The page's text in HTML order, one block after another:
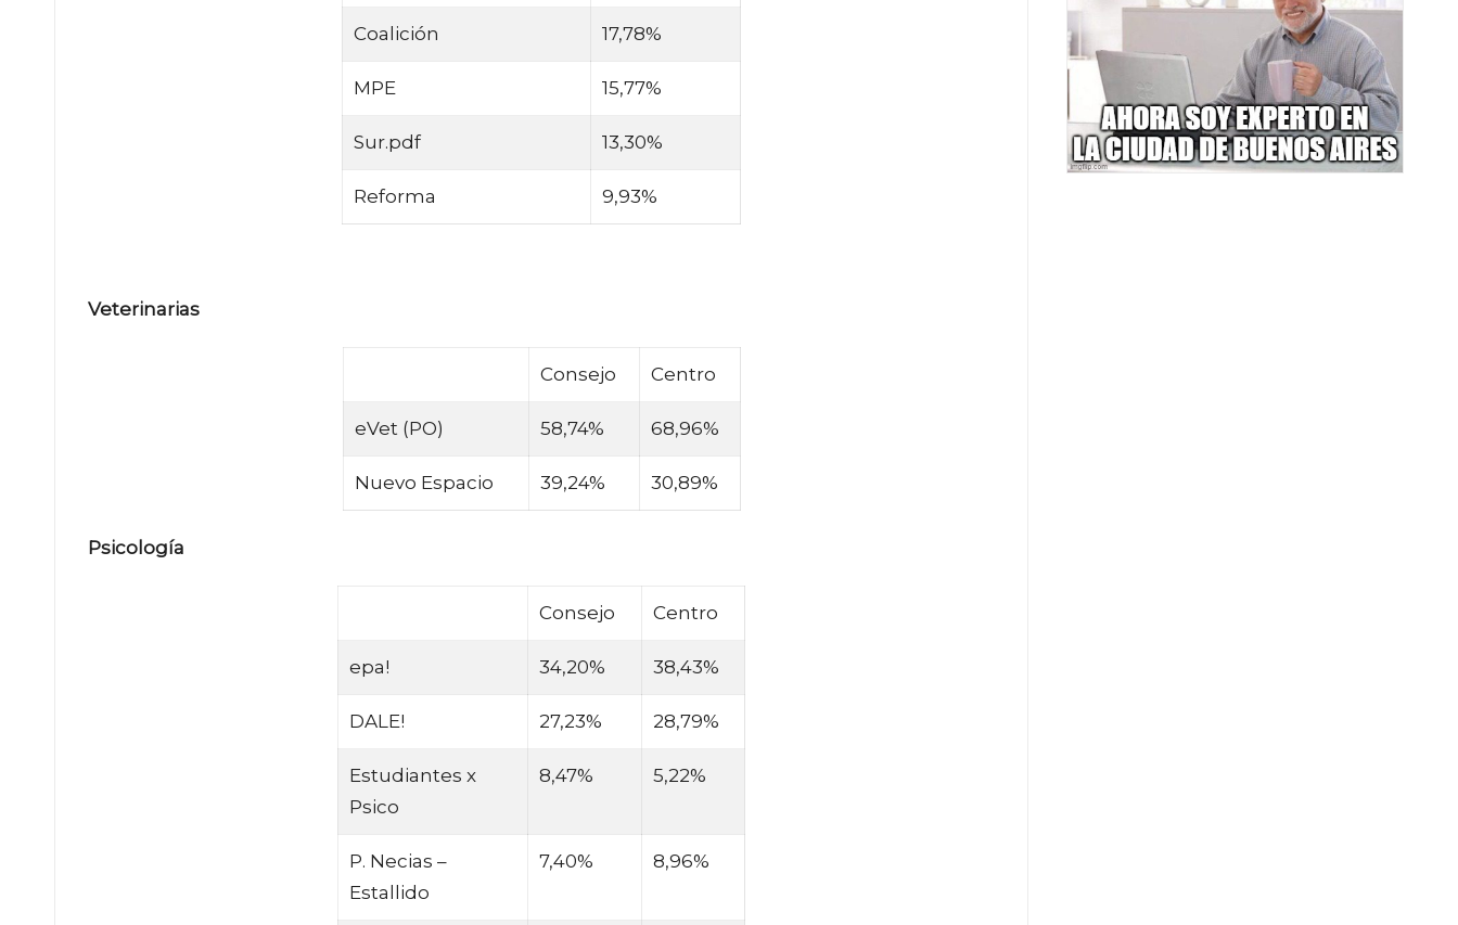
Coalición 17,78%
MPE 15,77%
Sur.pdf 13,30%
Reforma 9,93%
Veterinarias
Consejo Centro
eVet (PO) 58,74% 68,96%
Nuevo Espacio 39,24% 30,89%
Psicología
Consejo Centro
epa! 34,20% 38,43%
DALE! 27,23% 28,79%
Estudiantes x
Psico
8,47% 5,22%
P. Necias –
Estallido
7,40% 8,96%